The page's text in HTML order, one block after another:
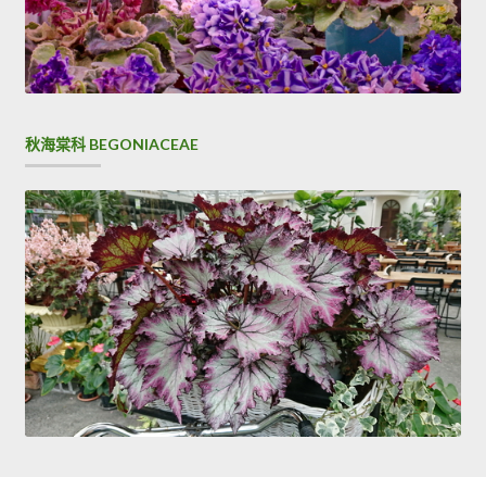
秋海棠科 BEGONIACEAE